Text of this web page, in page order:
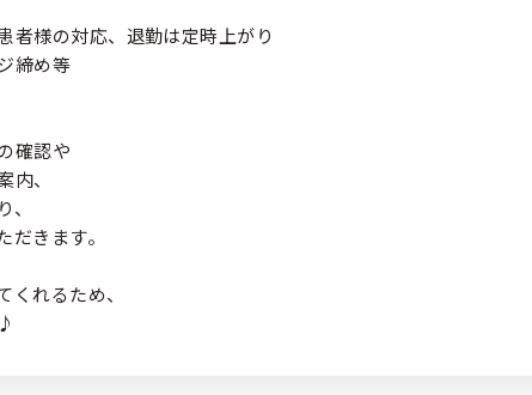
者様の対応、退勤は定時上がり
締め等
確認や
、
きます。
れるため、